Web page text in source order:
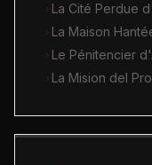
La Cité Perdue
La Maison
Le Pénitencier
La Mision del